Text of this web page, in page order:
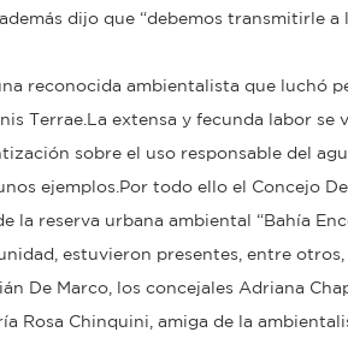
dijo que “debemos transmitirle a
reconocida ambientalista que luchó
Terrae.La extensa y fecunda labor se
sobre el uso responsable del
ejemplos.Por todo ello el Concejo
reserva urbana ambiental “Bahía
estuvieron presentes, entre
De Marco, los concejales Adriana
Rosa Chinquini, amiga de la